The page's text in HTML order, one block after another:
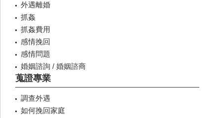
外遇離婚
抓姦
抓姦費用
感情挽回
感情問題
婚姻諮詢 / 婚姻諮商
蒐證專業
調查外遇
如何挽回家庭